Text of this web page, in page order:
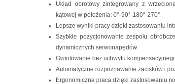
Układ obrotowy zintegrowany z
kątowej w położenia: 0°-90°-180°-270°
Lepsze wyniki pracy dzięki zastosowaniu
Szybkie pozycjonowanie zespołu
dynamicznych serwonapędów
Gwintowanie bez uchwytu
Automatyczne rozpoznawanie zacisków i
Ergonomiczna praca dzięki zastosowaniu